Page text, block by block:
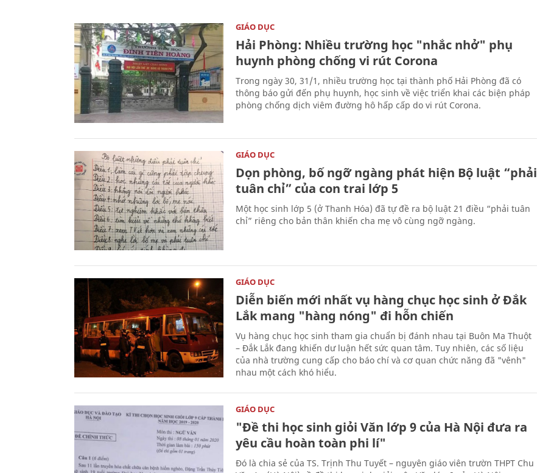
GIÁO DỤC
Hải Phòng: Nhiều trường học "nhắc nhở" phụ
huynh phòng chống vi rút Corona
Trong ngày 30, 31/1, nhiều trường học tại thành phố Hải Phòng đã có
thông báo gửi đến phụ huynh, học sinh về việc triển khai các biện pháp
phòng chống dịch viêm đường hô hấp cấp do vi rút Corona.
GIÁO DỤC
Dọn phòng, bố ngỡ ngàng phát hiện Bộ luật “phải
tuân chỉ” của con trai lớp 5
Một học sinh lớp 5 (ở Thanh Hóa) đã tự đề ra bộ luật 21 điều “phải tuân
chỉ” riêng cho bản thân khiến cha mẹ vô cùng ngỡ ngàng.
GIÁO DỤC
Diễn biến mới nhất vụ hàng chục học sinh ở Đắk
Lắk mang "hàng nóng" đi hỗn chiến
Vụ hàng chục học sinh tham gia chuẩn bị đánh nhau tại Buôn Ma Thuột
– Đắk Lắk đang khiến dư luận hết sức quan tâm. Tuy nhiên, các số liệu
của nhà trường cung cấp cho báo chí và cơ quan chức năng đã "vênh"
nhau một cách khó hiểu.
GIÁO DỤC
"Đề thi học sinh giỏi Văn lớp 9 của Hà Nội đưa ra
yêu cầu hoàn toàn phi lí"
Đó là chia sẻ của TS. Trịnh Thu Tuyết – nguyên giáo viên trườn THPT Chu